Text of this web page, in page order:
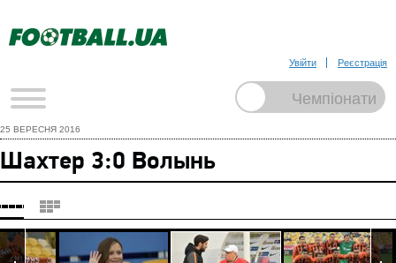
Увійти Реєстрація
25 ВЕРЕСНЯ 2016
Шахтер 3:0 Волынь